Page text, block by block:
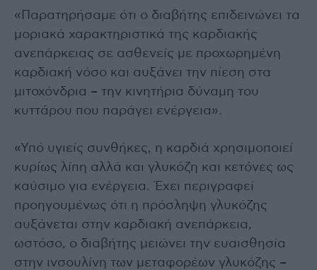
«Παρατηρήσαμε ότι ο διαβήτης επιδεινώνει τα
μοριακά χαρακτηριστικά της καρδιακής
ανεπάρκειας σε ασθενείς με προχωρημένη
καρδιακή νόσο και αυξάνει την πίεση στα
μιτοχόνδρια – την κινητήρια δύναμη του
κυττάρου που παράγει ενέργεια».
«Υπό υγιείς συνθήκες, η καρδιά χρησιμοποιεί
κυρίως λίπη αλλά και γλυκόζη και κετόνες ως
καύσιμο για ενέργεια. Έχει περιγραφεί
προηγουμένως ότι η πρόσληψη γλυκόζης
αυξάνεται στην καρδιακή ανεπάρκεια,
ωστόσο, ο διαβήτης μειώνει την ευαισθησία
στην ινσουλίνη των μεταφορέων γλυκόζης –